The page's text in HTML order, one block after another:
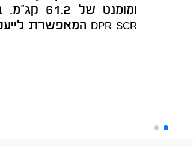
ומומנט
dpr scr המאפשרת לייעל את האוויר והדלק.